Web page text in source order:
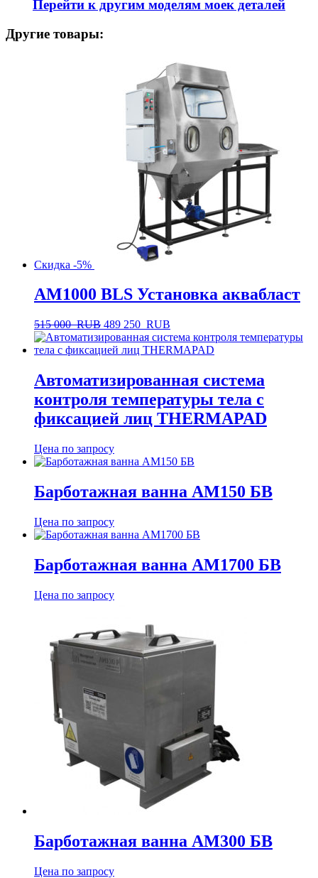
Перейти к другим моделям моек деталей
Другие товары:
Скидка -5%
AM1000 BLS Установка аквабласт
515 000RUB 489 250 RUB
Автоматизированная система
контроля температуры тела с
фиксацией лиц THERMAPAD
Цена по запросу
Барботажная ванна АМ150 БВ
Цена по запросу
Барботажная ванна АМ1700 БВ
Цена по запросу
Барботажная ванна АМ300 БВ
Цена по запросу